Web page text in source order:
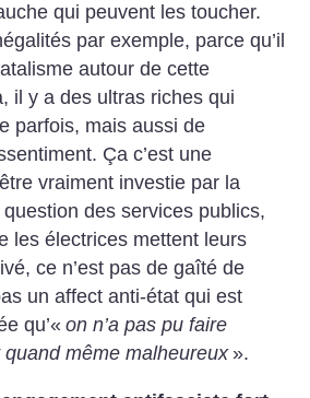
qui peuvent les toucher.
par exemple, parce qu’il
autour de cette
il y a des ultras riches qui
parfois, mais aussi de
Ça c’est une
vraiment investie par la
des services publics,
les électrices mettent leurs
ce n’est pas de gaîté de
un affect anti-état qui est
qu’« on n’a pas pu faire
quand même malheureux ».